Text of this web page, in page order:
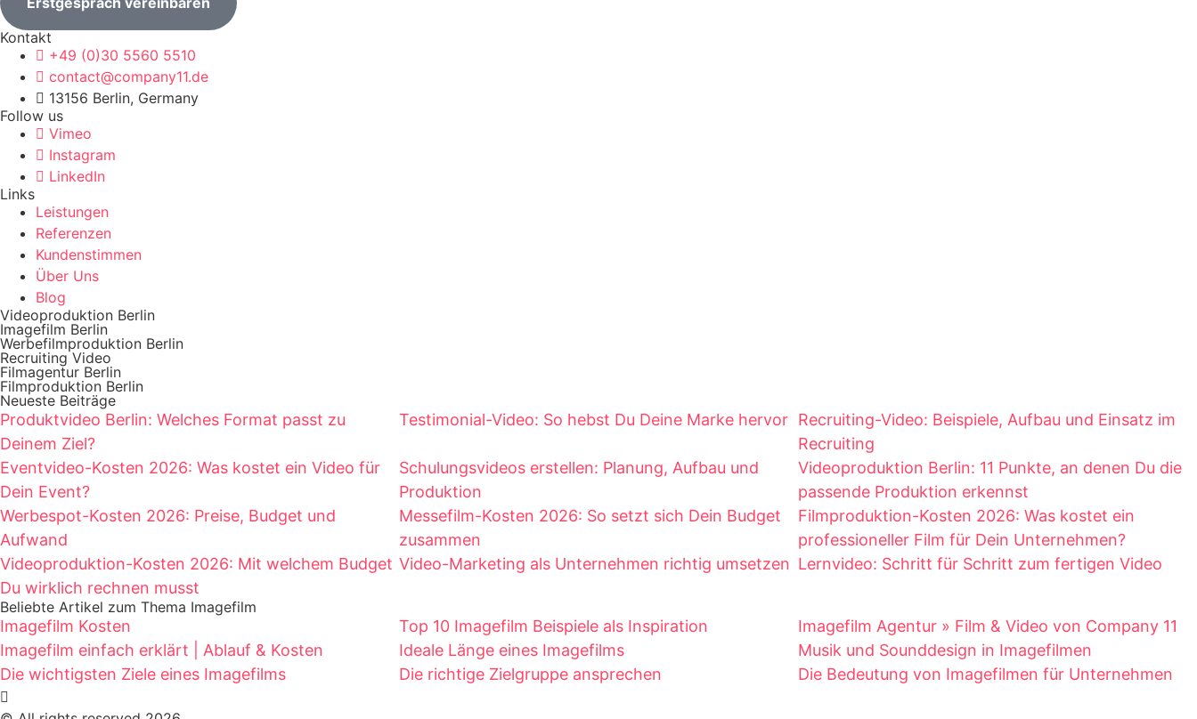
Kontakt
+49 (0)30 5560 5510
contact@company11.de
13156 Berlin, Germany
Follow us
Vimeo
Instagram
LinkedIn
Links
Leistungen
Referenzen
Kundenstimmen
Über Uns
Blog
Videoproduktion Berlin
Imagefilm Berlin
Werbefilmproduktion Berlin
Recruiting Video
Filmagentur Berlin
Filmproduktion Berlin
Neueste Beiträge
Produktvideo Berlin: Welches Format passt zu
Deinem Ziel?
Testimonial-Video: So hebst Du Deine Marke hervor Recruiting-Video: Beispiele, Aufbau und Einsatz im
Recruiting
Eventvideo-Kosten 2026: Was kostet ein Video für
Dein Event?
Schulungsvideos erstellen: Planung, Aufbau und
Produktion
Videoproduktion Berlin: 11 Punkte, an denen Du die
passende Produktion erkennst
Werbespot-Kosten 2026: Preise, Budget und
Aufwand
Messefilm-Kosten 2026: So setzt sich Dein Budget
zusammen
Filmproduktion-Kosten 2026: Was kostet ein
professioneller Film für Dein Unternehmen?
Videoproduktion-Kosten 2026: Mit welchem Budget
Du wirklich rechnen musst
Video-Marketing als Unternehmen richtig umsetzen Lernvideo: Schritt für Schritt zum fertigen Video
Beliebte Artikel zum Thema Imagefilm
Imagefilm Kosten Top 10 Imagefilm Beispiele als Inspiration
Imagefilm Agentur » Film & Video von Company 11
Imagefilm einfach erklärt | Ablauf & Kosten
Ideale Länge eines Imagefilms
Musik und Sounddesign in Imagefilmen
Die wichtigsten Ziele eines Imagefilms
Die richtige Zielgruppe ansprechen Die Bedeutung von Imagefilmen für Unternehmen